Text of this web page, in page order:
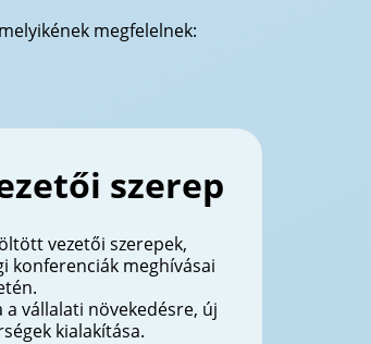
megfelelnek:
szerep
vezetői szerepek,
konferenciák meghívásai
vállalati növekedésre, új
kialakítása.